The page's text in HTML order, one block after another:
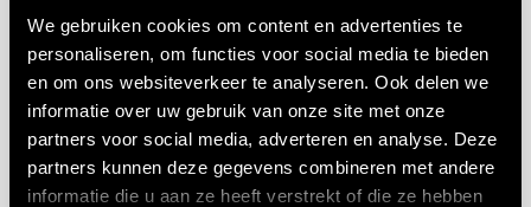
We gebruiken cookies om content en advertenties te
personaliseren, om functies voor social media te bieden
en om ons websiteverkeer te analyseren. Ook delen we
informatie over uw gebruik van onze site met onze
partners voor social media, adverteren en analyse. Deze
partners kunnen deze gegevens combineren met andere
informatie die u aan ze heeft verstrekt of die ze hebben
VERKLARING VAN OVEREENSTEMMING
DoC 18 Series
EN| 274 KB| . PDF